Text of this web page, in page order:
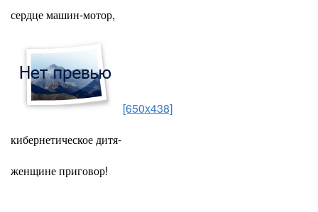
сердце машин-мотор,
[650x438]
кибернетическое дитя-
женщине приговор!